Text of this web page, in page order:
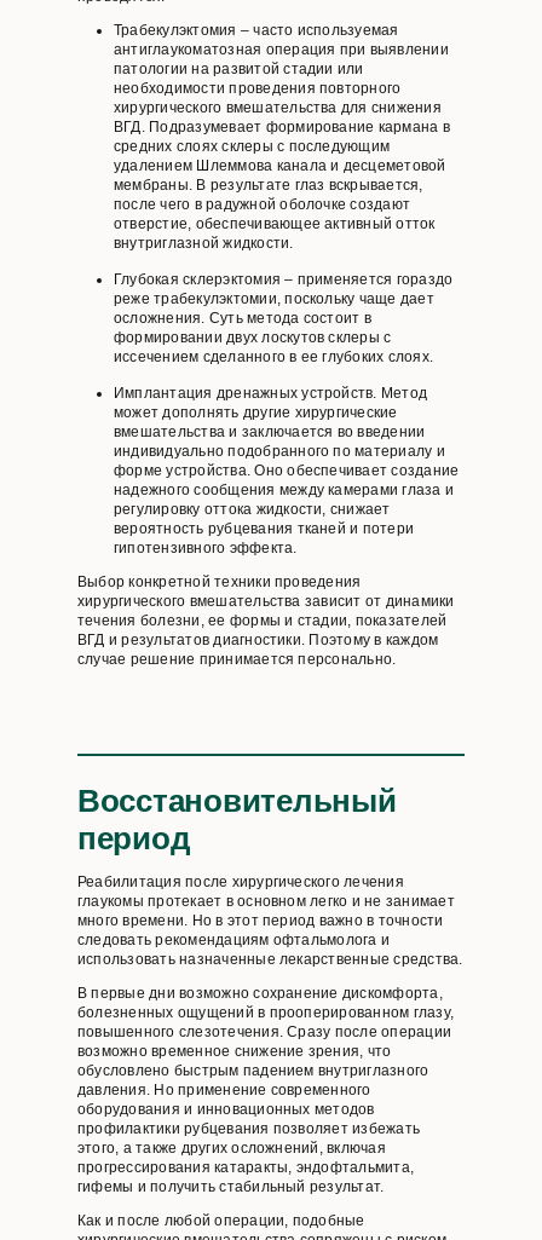
Трабекулэктомия – часто используемая
антиглаукоматозная операция при выявлении
патологии на развитой стадии или
необходимости проведения повторного
хирургического вмешательства для снижения
ВГД. Подразумевает формирование кармана в
средних слоях склеры с последующим
удалением Шлеммова канала и десцеметовой
мембраны. В результате глаз вскрывается,
после чего в радужной оболочке создают
отверстие, обеспечивающее активный отток
внутриглазной жидкости.
Глубокая склерэктомия – применяется гораздо
реже трабекулэктомии, поскольку чаще дает
осложнения. Суть метода состоит в
формировании двух лоскутов склеры с
иссечением сделанного в ее глубоких слоях.
Имплантация дренажных устройств. Метод
может дополнять другие хирургические
вмешательства и заключается во введении
индивидуально подобранного по материалу и
форме устройства. Оно обеспечивает создание
надежного сообщения между камерами глаза и
регулировку оттока жидкости, снижает
вероятность рубцевания тканей и потери
гипотензивного эффекта.
Выбор конкретной техники проведения
хирургического вмешательства зависит от динамики
течения болезни, ее формы и стадии, показателей
ВГД и результатов диагностики. Поэтому в каждом
случае решение принимается персонально.
Восстановительный
период
Реабилитация после хирургического лечения
глаукомы протекает в основном легко и не занимает
много времени. Но в этот период важно в точности
следовать рекомендациям офтальмолога и
использовать назначенные лекарственные средства.
В первые дни возможно сохранение дискомфорта,
болезненных ощущений в прооперированном глазу,
повышенного слезотечения. Сразу после операции
возможно временное снижение зрения, что
обусловлено быстрым падением внутриглазного
давления. Но применение современного
оборудования и инновационных методов
профилактики рубцевания позволяет избежать
этого, а также других осложнений, включая
прогрессирования катаракты, эндофтальмита,
гифемы и получить стабильный результат.
Как и после любой операции, подобные